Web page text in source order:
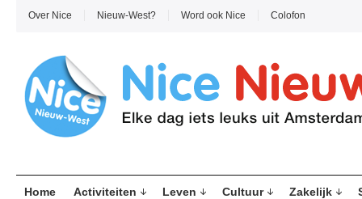
Over Nice Nieuw-West? Word ook Nice Colofon
Home Activiteiten Leven Cultuur Zakelijk